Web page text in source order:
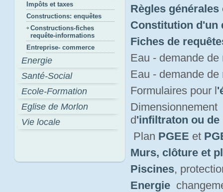
Impôts et taxes
Constructions: enquêtes
Constructions-fiches
requête-informations
Entreprise- commerce
Energie
Santé-Social
Ecole-Formation
Eglise de Morlon
Vie locale
Règles
Constitution d'un
Fiches de
Eau - demande de
Eau - demande
Formulaires pour l
d'infiltraton ou de
Plan PGEE et
Murs, clôture et
Piscines,
Energie